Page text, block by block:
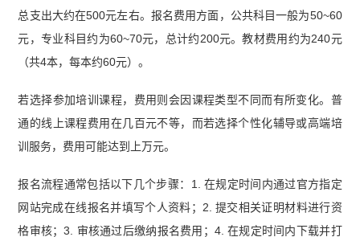
总支出大约在500元左右。报名费用方面，公共科目一般为50~60
元，专业科目约为60~70元，总计约200元。教材费用约为240元
（共4本，每本约60元）。
若选择参加培训课程，费用则会因课程类型不同而有所变化。普
通的线上课程费用在几百元不等，而若选择个性化辅导或高端培
训服务，费用可能达到上万元。
报名流程通常包括以下几个步骤：1. 在规定时间内通过官方指定
网站完成在线报名并填写个人资料；2. 提交相关证明材料进行资
格审核；3. 审核通过后缴纳报名费用；4. 在规定时间内下载并打